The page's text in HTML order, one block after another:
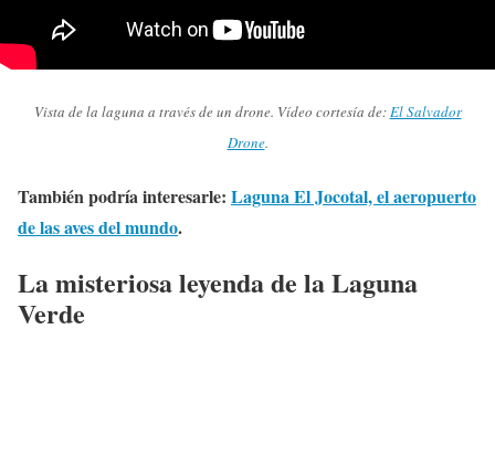
Vista de la laguna a través de un drone. Vídeo cortesía de:El Salvador
Drone.
También podría interesarle: Laguna El Jocotal, el aeropuerto
de las aves del mundo.
La misteriosa leyenda de la Laguna
Verde